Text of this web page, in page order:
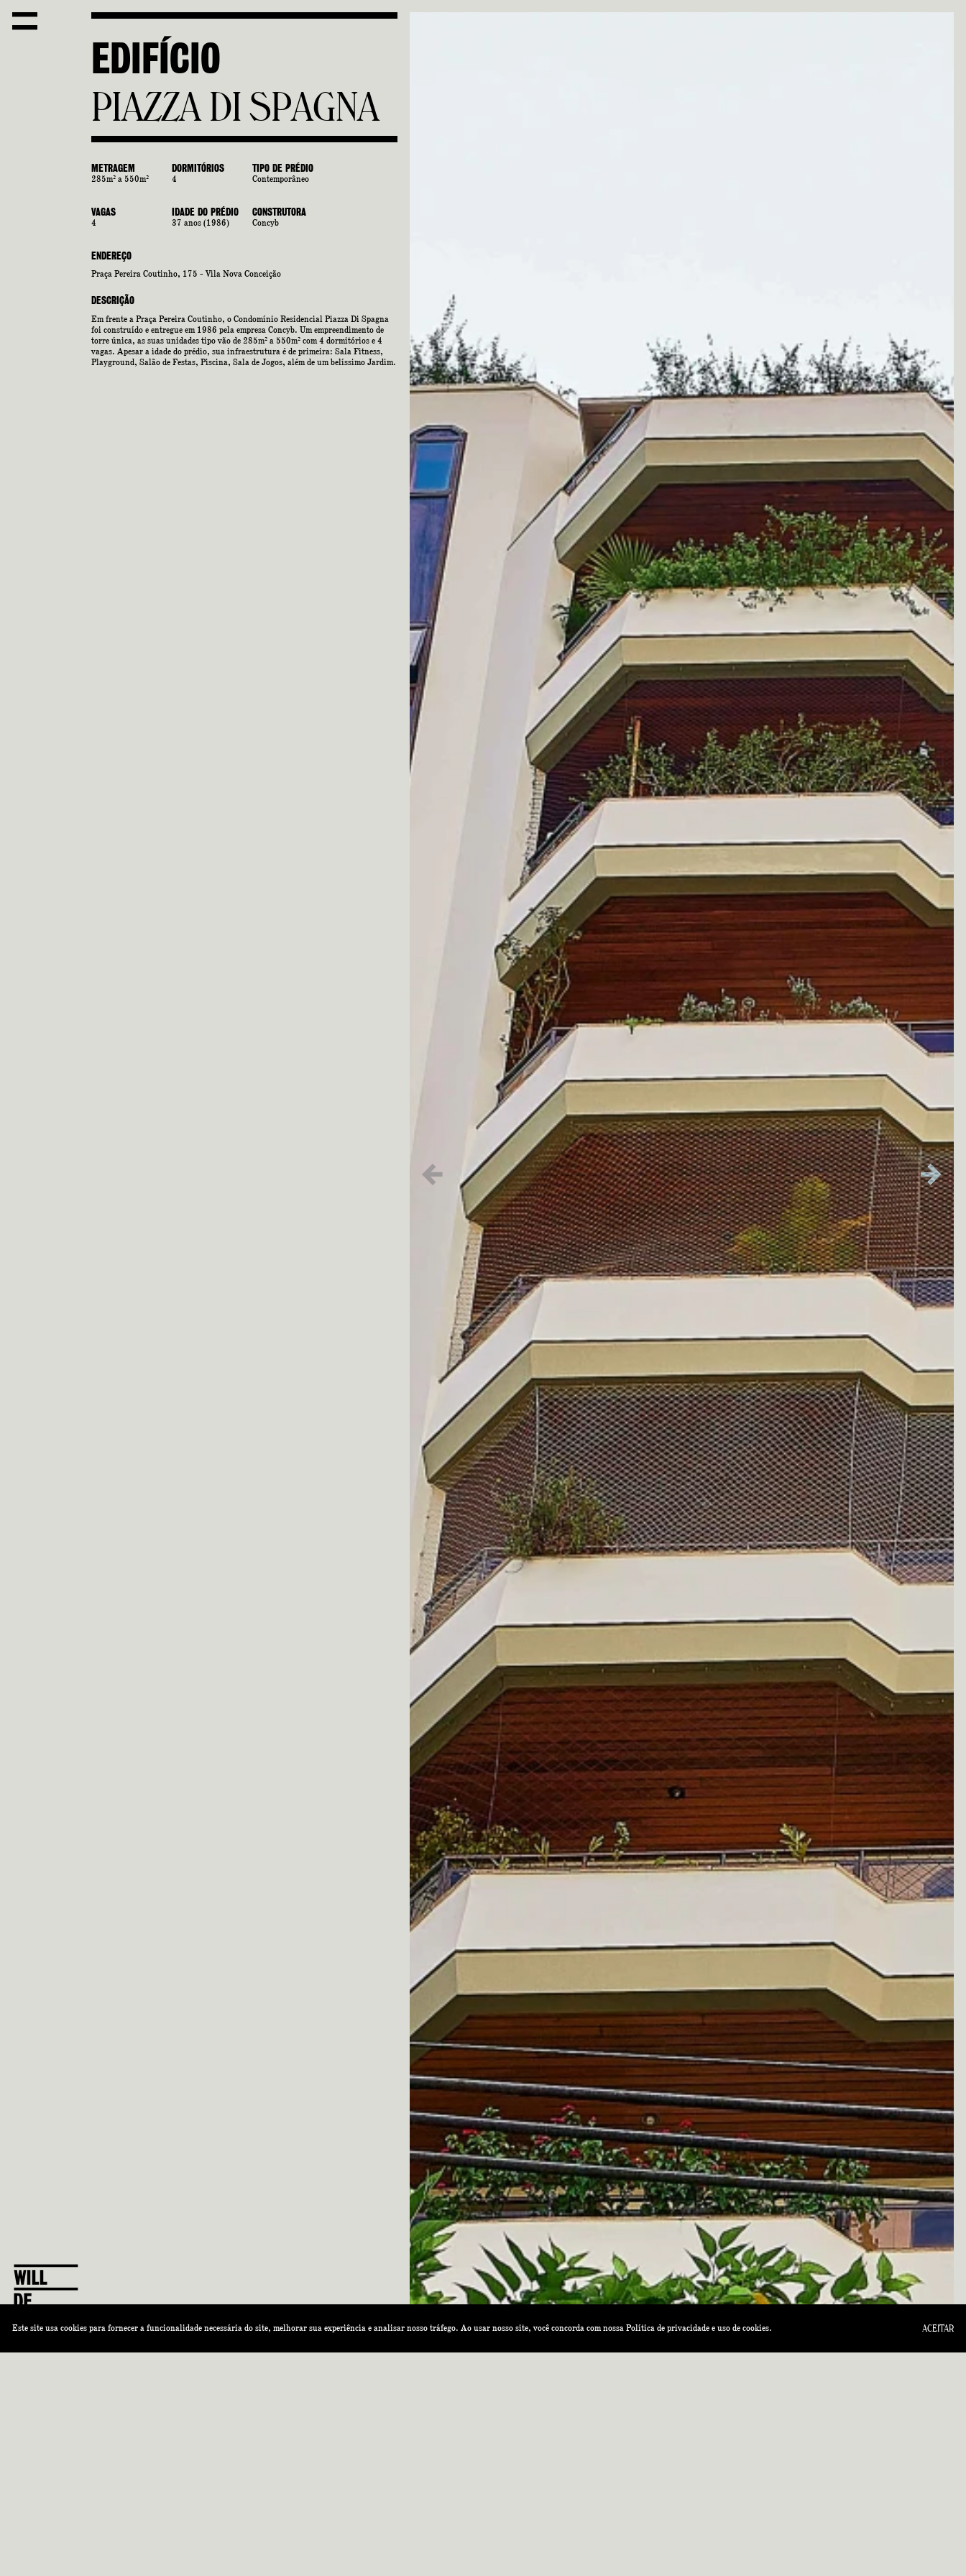
EDIFÍCIO
PIAZZA DISPAGNA
METRAGEM
285m² a 550m²
DORMITÓRIOS
4
TIPO DE PRÉDIO
Contemporâneo
VAGAS
4
IDADE DO PRÉDIO
37 anos (1986)
CONSTRUTORA
Concyb
ENDEREÇO
Praça Pereira Coutinho, 175 - Vila Nova Conceição
DESCRIÇÃO
Em frente a Praça Pereira Coutinho, o Condomínio Residencial Piazza Di Spagna
foi construído e entregue em 1986 pela empresa Concyb. Um empreendimento de
torre única, as suas unidades tipo vão de 285m² a 550m² com 4 dormitórios e 4
vagas. Apesar a idade do prédio, sua infraestrutura é de primeira: Sala Fitness,
Playground, Salão de Festas, Piscina, Sala de Jogos, além de um belíssimo Jardim.
VISITE UM ÍMOVEL NESSE EDIFÍCIO
Este site usa cookies para fornecer a funcionalidade necessária do site, melhorar sua experiência e analisar nosso tráfego. Ao usar nosso site, você concorda com nossaPolítica de privacidadee uso de cookies. ACEITAR